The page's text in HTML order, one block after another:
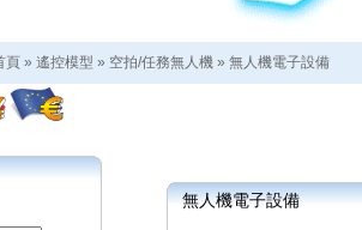
頁 » 遙控模型 » 空拍/任務無人機 » 無人機電子設備
無人機電子設備